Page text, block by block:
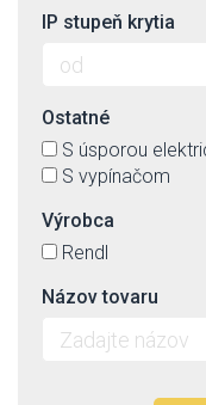
IP stupeň krytia
Ostatné
S úsporou
S vypínačom
Výrobca
Rendl
Názov tovaru